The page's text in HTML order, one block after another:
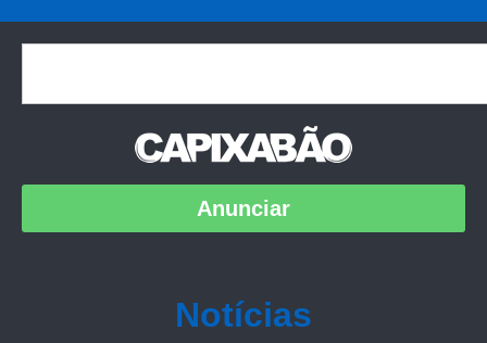
Anunciar
Notícias